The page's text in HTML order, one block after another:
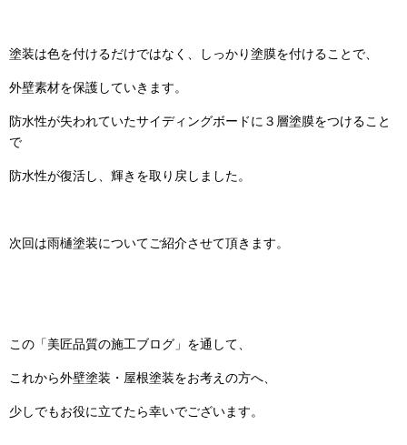
塗装は色を付けるだけではなく、しっかり塗膜を付けることで、
外壁素材を保護していきます。
防水性が失われていたサイディングボードに３層塗膜をつけること
で
防水性が復活し、輝きを取り戻しました。
次回は雨樋塗装についてご紹介させて頂きます。
この「美匠品質の施工ブログ」を通して、
これから外壁塗装・屋根塗装をお考えの方へ、
少しでもお役に立てたら幸いでございます。